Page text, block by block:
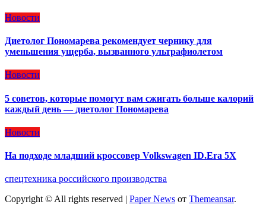
Новости
Диетолог Пономарева рекомендует чернику для
уменьшения ущерба, вызванного ультрафиолетом
Новости
5 советов, которые помогут вам сжигать больше калорий
каждый день — диетолог Пономарева
Новости
На подходе младший кроссовер Volkswagen ID.Era 5X
спецтехника российского производства
Copyright © All rights reserved | Paper News от Themeansar.